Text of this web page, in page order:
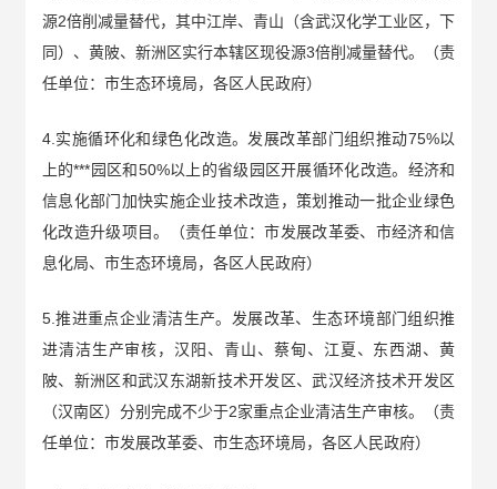
源2倍削减量替代，其中江岸、青山（含武汉化学工业区，下
同）、黄陂、新洲区实行本辖区现役源3倍削减量替代。（责
任单位：市生态环境局，各区人民政府）
4.实施循环化和绿色化改造。发展改革部门组织推动75%以
上的***园区和50%以上的省级园区开展循环化改造。经济和
信息化部门加快实施企业技术改造，策划推动一批企业绿色
化改造升级项目。（责任单位：市发展改革委、市经济和信
息化局、市生态环境局，各区人民政府）
5.推进重点企业清洁生产。发展改革、生态环境部门组织推
进清洁生产审核，汉阳、青山、蔡甸、江夏、东西湖、黄
陂、新洲区和武汉东湖新技术开发区、武汉经济技术开发区
（汉南区）分别完成不少于2家重点企业清洁生产审核。（责
任单位：市发展改革委、市生态环境局，各区人民政府）